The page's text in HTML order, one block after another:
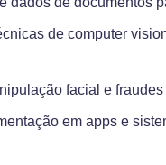
de computer
facial e
em apps e